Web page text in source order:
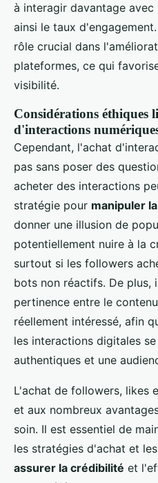
à interagir davantage
ainsi le taux
rôle crucial dans
plateformes, ce qui
visibilité.
Considérations éthiques
d'interactions
Cependant, l'achat
pas sans poser des
acheter des interactions
stratégie pour manipuler
donner une illusion de
potentiellement nuire à la
surtout si les followers
bots non réactifs. De plus,
pertinence entre le
réellement intéressé, afin
les interactions digitales
authentiques et une
L'achat de followers, likes
et aux nombreux
soin. Il est essentiel de
les stratégies d'achat et
assurer la crédibilité et